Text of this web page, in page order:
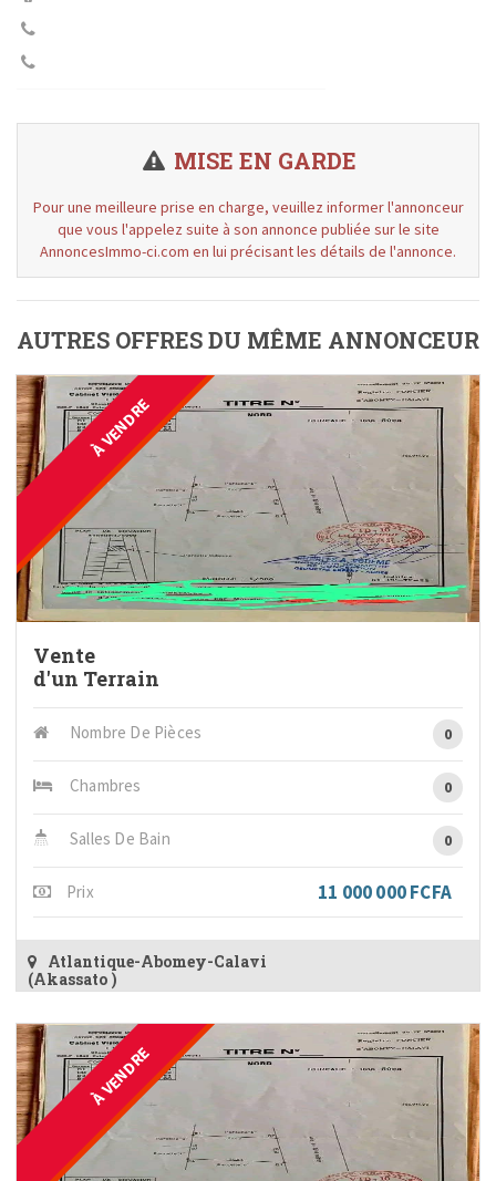
MISE EN GARDE
Pour une meilleure prise en charge, veuillez informer l'annonceur
que vous l'appelez suite à son annonce publiée sur le site
AnnoncesImmo-ci.com en lui précisant les détails de l'annonce.
AUTRES OFFRES DU MÊME ANNONCEUR
À VENDRE
Vente
d'un Terrain
Nombre De Pièces 0
Chambres 0
Salles De Bain 0
Prix 11 000 000 FCFA
Atlantique-Abomey-Calavi
(Akassato )
À VENDRE